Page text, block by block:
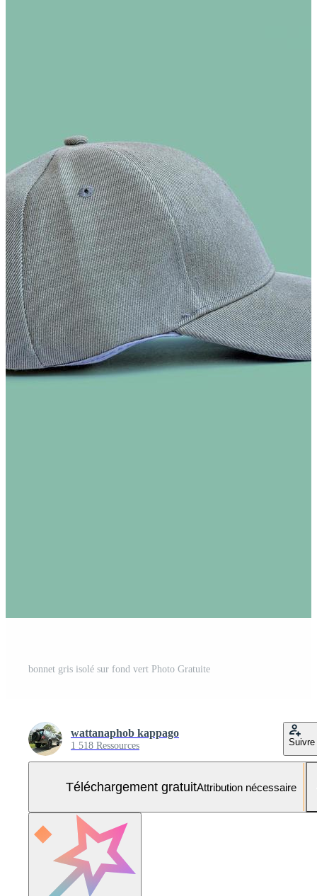
bonnet gris isolé sur fond vert Photo Gratuite
wattanaphob kappago
1 518 Ressources Suivre
Téléchargement gratuitAttribution nécessaire